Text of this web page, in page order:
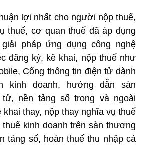
lợi nhất cho người nộp thuế,
thuế, cơ quan thuế đã áp dụng
pháp ứng dụng công nghệ
đăng ký, kê khai, nộp thuế như
Cổng thông tin điện tử dành
kinh doanh, hướng dẫn sàn
nền tảng số trong và ngoài
thay, nộp thay nghĩa vụ thuế
kinh doanh trên sàn thương
tảng số, hoàn thuế thu nhập cá